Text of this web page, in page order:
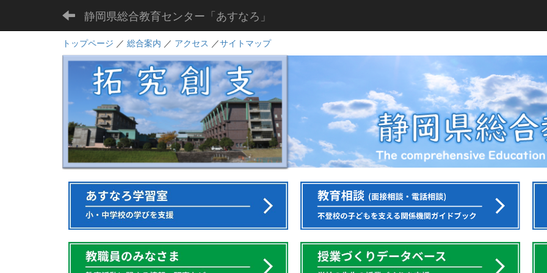
静岡県総合教育センター「あすなろ」
トップページ ／ 総合案内 ／ アクセス ／サイトマップ